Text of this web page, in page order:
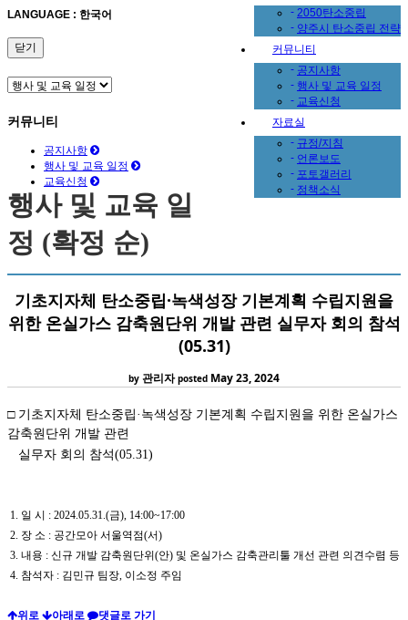
- 2050탄소중립
- 양주시 탄소중립 전략
커뮤니티
- 공지사항
- 행사 및 교육 일정
- 교육신청
자료실
- 규정/지침
- 언론보도
- 포토갤러리
- 정책소식
LANGUAGE : 한국어
닫기
커뮤니티
공지사항
행사 및 교육 일정
교육신청
행사 및 교육 일
정 (확정 순)
기초지자체 탄소중립·녹색성장 기본계획 수립지원을
위한 온실가스 감축원단위 개발 관련 실무자 회의 참석
(05.31)
by 관리자 posted May 23, 2024
□ 기초지자체 탄소중립·녹색성장 기본계획 수립지원을 위한 온실가스
감축원단위 개발 관련
실무자 회의 참석(05.31)
1. 일 시 : 2024.05.31.(금), 14:00~17:00
2. 장 소 : 공간모아 서울역점(서)
3. 내용 : 신규 개발 감축원단위(안) 및 온실가스 감축관리툴 개선 관련 의견수렴 등
4. 참석자 : 김민규 팀장, 이소정 주임
위로 아래로 댓글로 가기